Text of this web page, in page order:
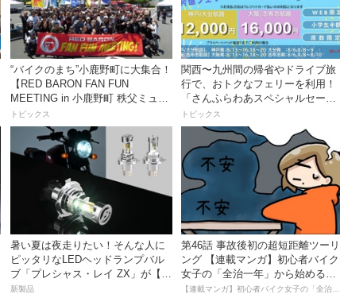
“バイクのまち”小鹿野町に大集合！
【RED BARON FAN FUN
MEETING in 小鹿野町 秩父ミュー
ズパーク】
トピックス
関西〜九州間の帰省やドライブ旅
行で、おトクなフェリーを利用！
「さんふらわあスペシャルセー
ル」を期間限定で販売開始
トピックス
暑い夏は夜走りたい！そんな人に
ピッタリなLEDヘッドランプバル
ブ「プレシャス・レイ ZX」が【デ
イトナ】から登場
新製品
第46話 事故後初の超短距離ツーリ
ング 【連載マンガ】初心者バイク
女子の「全治一年」から始める起
死回生日記
【連載マンガ】初心者バイク女子の「全治一年」から始める起死回生日記